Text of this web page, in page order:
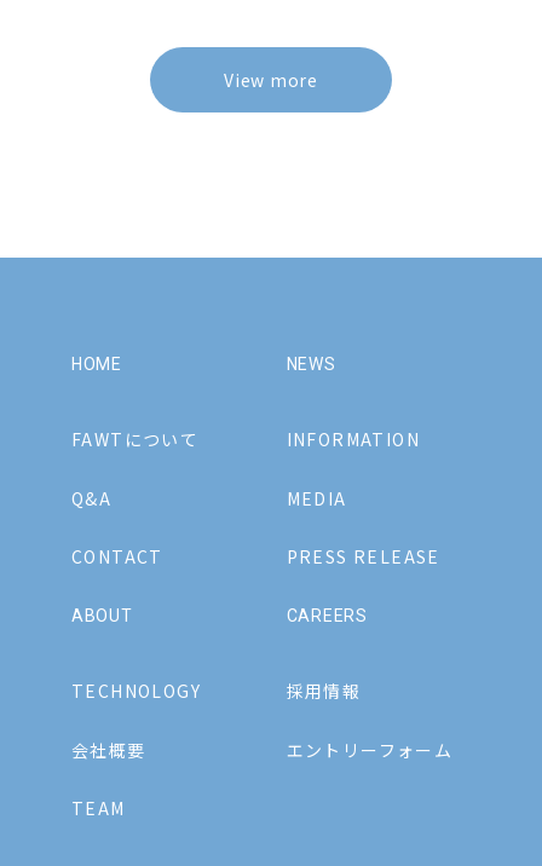
View more
HOME
FAWTについて
Q&A
CONTACT
NEWS
INFORMATION
MEDIA
PRESS RELEASE
ABOUT
TECHNOLOGY
会社概要
TEAM
CAREERS
採用情報
エントリーフォーム